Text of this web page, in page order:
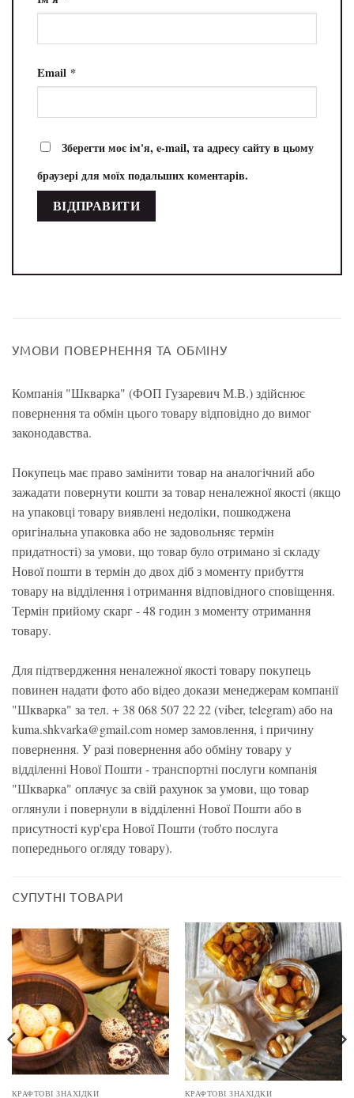
Email *
Зберегти моє ім'я, e-mail, та адресу сайту в цьому
браузері для моїх подальших коментарів.
УМОВИ ПОВЕРНЕННЯ ТА ОБМІНУ
Компанія "Шкварка" (ФОП Гузаревич М.В.) здійснює
повернення та обмін цього товару відповідно до вимог
законодавства.
Покупець має право замінити товар на аналогічний або
зажадати повернути кошти за товар неналежної якості (якщо
на упаковці товару виявлені недоліки, пошкоджена
оригінальна упаковка або не задовольняє термін
придатності) за умови, що товар було отримано зі складу
Нової пошти в термін до двох діб з моменту прибуття
товару на відділення і отримання відповідного сповіщення.
Термін прийому скарг - 48 годин з моменту отримання
товару.
Для підтвердження неналежної якості товару покупець
повинен надати фото або відео докази менеджерам компанії
"Шкварка" за тел. + 38 068 507 22 22 (viber, telegram) або на
kuma.shkvarka@gmail.com номер замовлення, і причину
повернення. У разі повернення або обміну товару у
відділенні Нової Пошти - транспортні послуги компанія
"Шкварка" оплачує за свій рахунок за умови, що товар
оглянули і повернули в відділенні Нової Пошти або в
присутності кур'єра Нової Пошти (тобто послуга
попереднього огляду товару).
СУПУТНІ ТОВАРИ
КРАФТОВІ ЗНАХІДКИ КРАФТОВІ ЗНАХІДКИ